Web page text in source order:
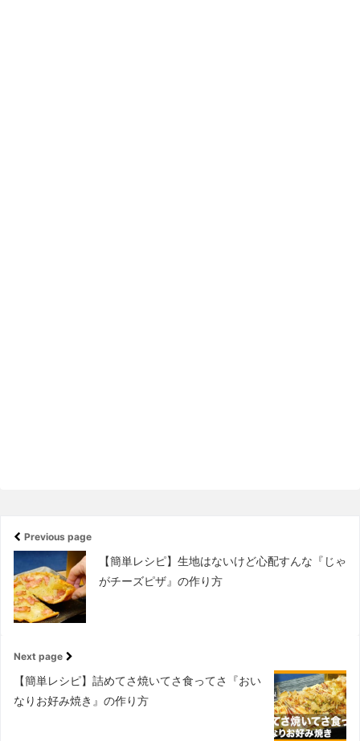
Previous page
【簡単レシピ】生地はないけど心配すんな『じゃ
がチーズピザ』の作り方
Next page
【簡単レシピ】詰めてさ焼いてさ食ってさ『おい
なりお好み焼き』の作り方